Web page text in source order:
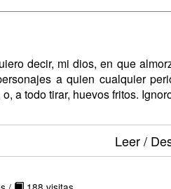
decir, mi dios, en que
a quien cualquier
a todo tirar, huevos fritos.
Leer /